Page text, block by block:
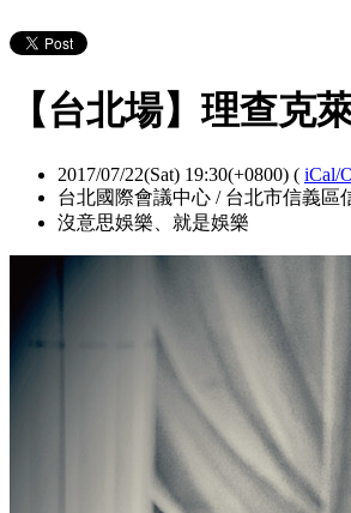
【台北場】理查克
2017/07/22(Sat) 19:30(+0800) ( iCal/
台北國際會議中心 / 台北市信義區
沒意思娛樂、就是娛樂